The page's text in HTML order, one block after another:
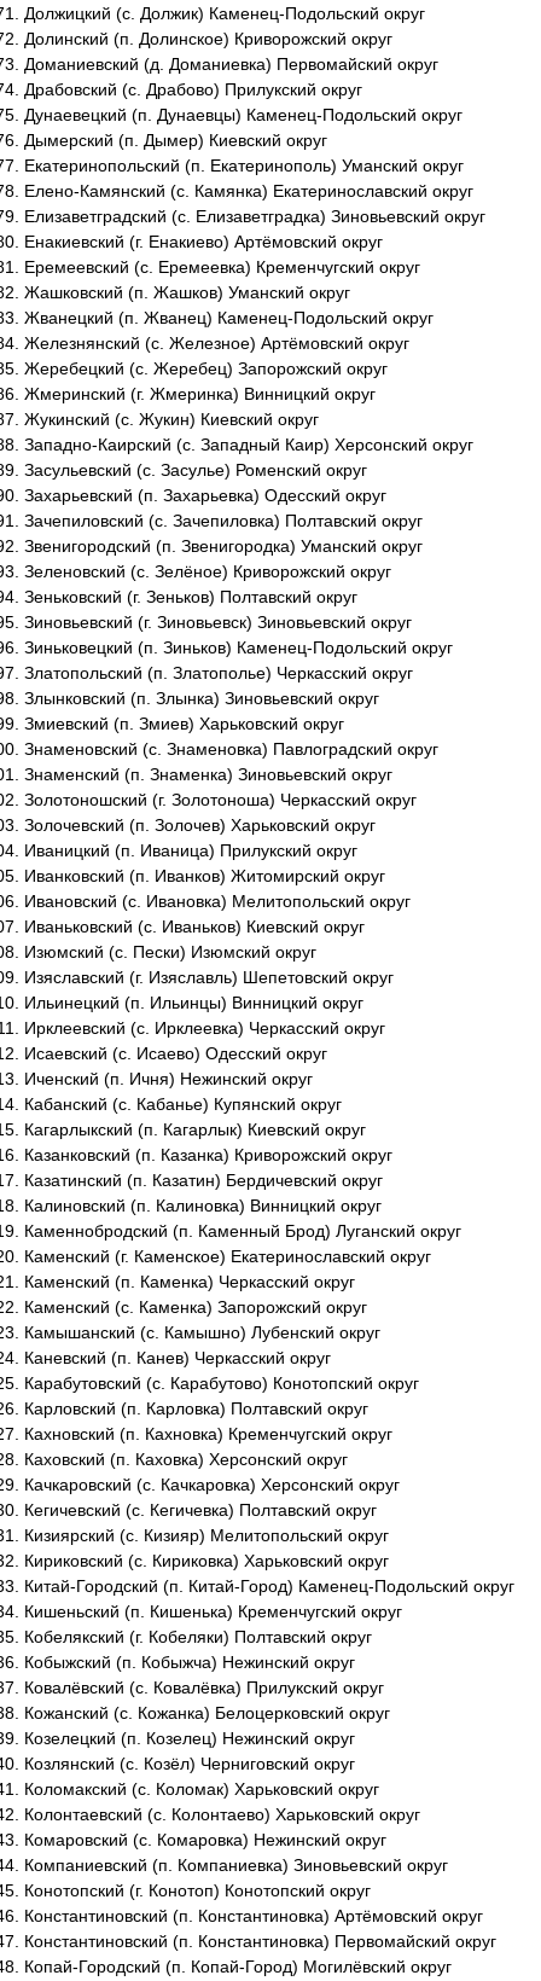
Должицкий (с. Должик) Каменец-Подольский округ
Долинский (п. Долинское) Криворожский округ
Доманиевский (д. Доманиевка) Первомайский округ
Драбовский (с. Драбово) Прилукский округ
Дунаевецкий (п. Дунаевцы) Каменец-Подольский округ
Дымерский (п. Дымер) Киевский округ
Екатеринопольский (п. Екатеринополь) Уманский округ
Елено-Камянский (с. Камянка) Екатеринославский округ
Елизаветградский (с. Елизаветградка) Зиновьевский округ
Енакиевский (г. Енакиево) Артёмовский округ
Еремеевский (с. Еремеевка) Кременчугский округ
Жашковский (п. Жашков) Уманский округ
Жванецкий (п. Жванец) Каменец-Подольский округ
Железнянский (с. Железное) Артёмовский округ
Жеребецкий (с. Жеребец) Запорожский округ
Жмеринский (г. Жмеринка) Винницкий округ
Жукинский (с. Жукин) Киевский округ
Западно-Каирский (с. Западный Каир) Херсонский округ
Засульевский (с. Засулье) Роменский округ
Захарьевский (п. Захарьевка) Одесский округ
Зачепиловский (с. Зачепиловка) Полтавский округ
Звенигородский (п. Звенигородка) Уманский округ
Зеленовский (с. Зелёное) Криворожский округ
Зеньковский (г. Зеньков) Полтавский округ
Зиновьевский (г. Зиновьевск) Зиновьевский округ
Зиньковецкий (п. Зиньков) Каменец-Подольский округ
Златопольский (п. Златополье) Черкасский округ
Злынковский (п. Злынка) Зиновьевский округ
Змиевский (п. Змиев) Харьковский округ
Знаменовский (с. Знаменовка) Павлоградский округ
Знаменский (п. Знаменка) Зиновьевский округ
Золотоношский (г. Золотоноша) Черкасский округ
Золочевский (п. Золочев) Харьковский округ
Иваницкий (п. Иваница) Прилукский округ
Иванковский (п. Иванков) Житомирский округ
Ивановский (с. Ивановка) Мелитопольский округ
Иваньковский (с. Иваньков) Киевский округ
Изюмский (с. Пески) Изюмский округ
Изяславский (г. Изяславль) Шепетовский округ
Ильинецкий (п. Ильинцы) Винницкий округ
Ирклеевский (с. Ирклеевка) Черкасский округ
Исаевский (с. Исаево) Одесский округ
Иченский (п. Ичня) Нежинский округ
Кабанский (с. Кабанье) Купянский округ
Кагарлыкский (п. Кагарлык) Киевский округ
Казанковский (п. Казанка) Криворожский округ
Казатинский (п. Казатин) Бердичевский округ
Калиновский (п. Калиновка) Винницкий округ
Каменнобродский (п. Каменный Брод) Луганский округ
Каменский (г. Каменское) Екатеринославский округ
Каменский (п. Каменка) Черкасский округ
Каменский (с. Каменка) Запорожский округ
Камышанский (с. Камышно) Лубенский округ
Каневский (п. Канев) Черкасский округ
Карабутовский (с. Карабутово) Конотопский округ
Карловский (п. Карловка) Полтавский округ
Кахновский (п. Кахновка) Кременчугский округ
Каховский (п. Каховка) Херсонский округ
Качкаровский (с. Качкаровка) Херсонский округ
Кегичевский (с. Кегичевка) Полтавский округ
Кизиярский (с. Кизияр) Мелитопольский округ
Кириковский (с. Кириковка) Харьковский округ
Китай-Городский (п. Китай-Город) Каменец-Подольский округ
Кишеньский (п. Кишенька) Кременчугский округ
Кобелякский (г. Кобеляки) Полтавский округ
Кобыжский (п. Кобыжча) Нежинский округ
Ковалёвский (с. Ковалёвка) Прилукский округ
Кожанский (с. Кожанка) Белоцерковский округ
Козелецкий (п. Козелец) Нежинский округ
Козлянский (с. Козёл) Черниговский округ
Коломакский (с. Коломак) Харьковский округ
Колонтаевский (с. Колонтаево) Харьковский округ
Комаровский (с. Комаровка) Нежинский округ
Компаниевский (п. Компаниевка) Зиновьевский округ
Конотопский (г. Конотоп) Конотопский округ
Константиновский (п. Константиновка) Артёмовский округ
Константиновский (п. Константиновка) Первомайский округ
Копай-Городский (п. Копай-Город) Могилёвский округ